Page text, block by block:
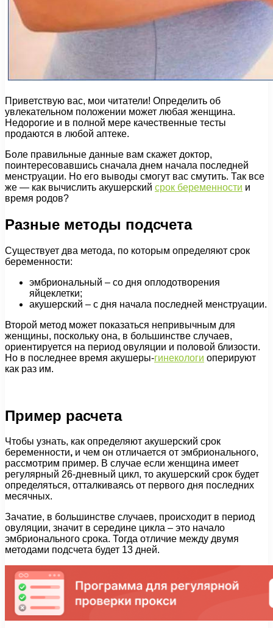
Приветствую вас, мои читатели! Определить об
увлекательном положении может любая женщина.
Недорогие и в полной мере качественные тесты
продаются в любой аптеке.
Боле правильные данные вам скажет доктор,
поинтересовавшись сначала днем начала последней
менструации. Но его выводы смогут вас смутить. Так все
же — как вычислить акушерский срок беременности и
время родов?
Разные методы подсчета
Существует два метода, по которым определяют срок
беременности:
эмбриональный – со дня оплодотворения
яйцеклетки;
акушерский – с дня начала последней менструации.
Второй метод может показаться непривычным для
женщины, поскольку она, в большинстве случаев,
ориентируется на период овуляции и половой близости.
Но в последнее время акушеры-гинекологи оперируют
как раз им.
Пример расчета
Чтобы узнать, как определяют акушерский срок
беременности, и чем он отличается от эмбрионального,
рассмотрим пример. В случае если женщина имеет
регулярный 26-дневный цикл, то акушерский срок будет
определяться, отталкиваясь от первого дня последних
месячных.
Зачатие, в большинстве случаев, происходит в период
овуляции, значит в середине цикла – это начало
эмбрионального срока. Тогда отличие между двумя
методами подсчета будет 13 дней.